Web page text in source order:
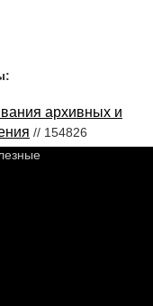
архивных и
// 154826